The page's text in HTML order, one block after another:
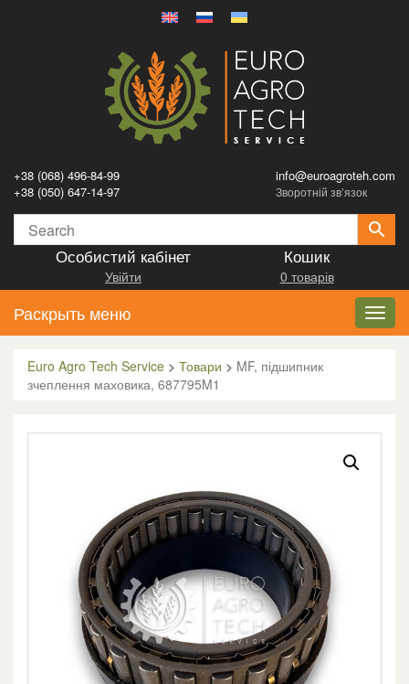
+38 (068) 496-84-99
+38 (050) 647-14-97
info@euroagroteh.com
Зворотній зв’язок
Особистий кабінет
Увійти
Кошик
0 товарів
Раскрыть меню
Euro Agro Tech Service > Товари > MF, підшипник
зчеплення маховика, 687795M1